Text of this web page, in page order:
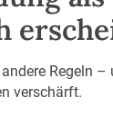
Regeln
verschärft.